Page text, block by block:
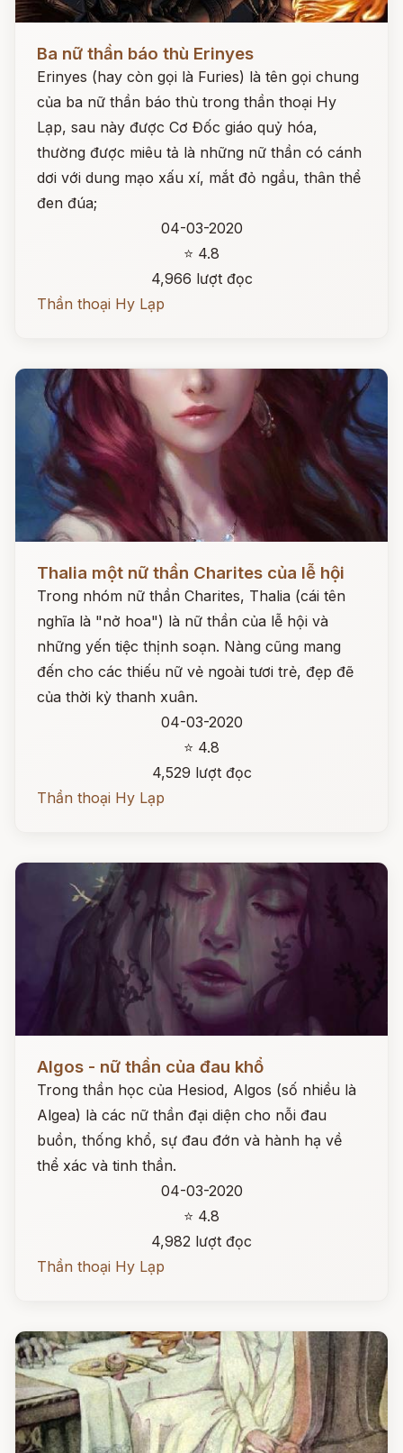
Ba nữ thần báo thù Erinyes
Erinyes (hay còn gọi là Furies) là tên gọi chung
của ba nữ thần báo thù trong thần thoại Hy
Lạp, sau này được Cơ Đốc giáo quỷ hóa,
thường được miêu tả là những nữ thần có cánh
dơi với dung mạo xấu xí, mắt đỏ ngầu, thân thể
đen đúa;
04-03-2020
⭐ 4.8
4,966 lượt đọc
Thần thoại Hy Lạp
Thalia một nữ thần Charites của lễ hội
Trong nhóm nữ thần Charites, Thalia (cái tên
nghĩa là "nở hoa") là nữ thần của lễ hội và
những yến tiệc thịnh soạn. Nàng cũng mang
đến cho các thiếu nữ vẻ ngoài tươi trẻ, đẹp đẽ
của thời kỳ thanh xuân.
04-03-2020
⭐ 4.8
4,529 lượt đọc
Thần thoại Hy Lạp
Algos - nữ thần của đau khổ
Trong thần học của Hesiod, Algos (số nhiều là
Algea) là các nữ thần đại diện cho nỗi đau
buồn, thống khổ, sự đau đớn và hành hạ về
thể xác và tinh thần.
04-03-2020
⭐ 4.8
4,982 lượt đọc
Thần thoại Hy Lạp